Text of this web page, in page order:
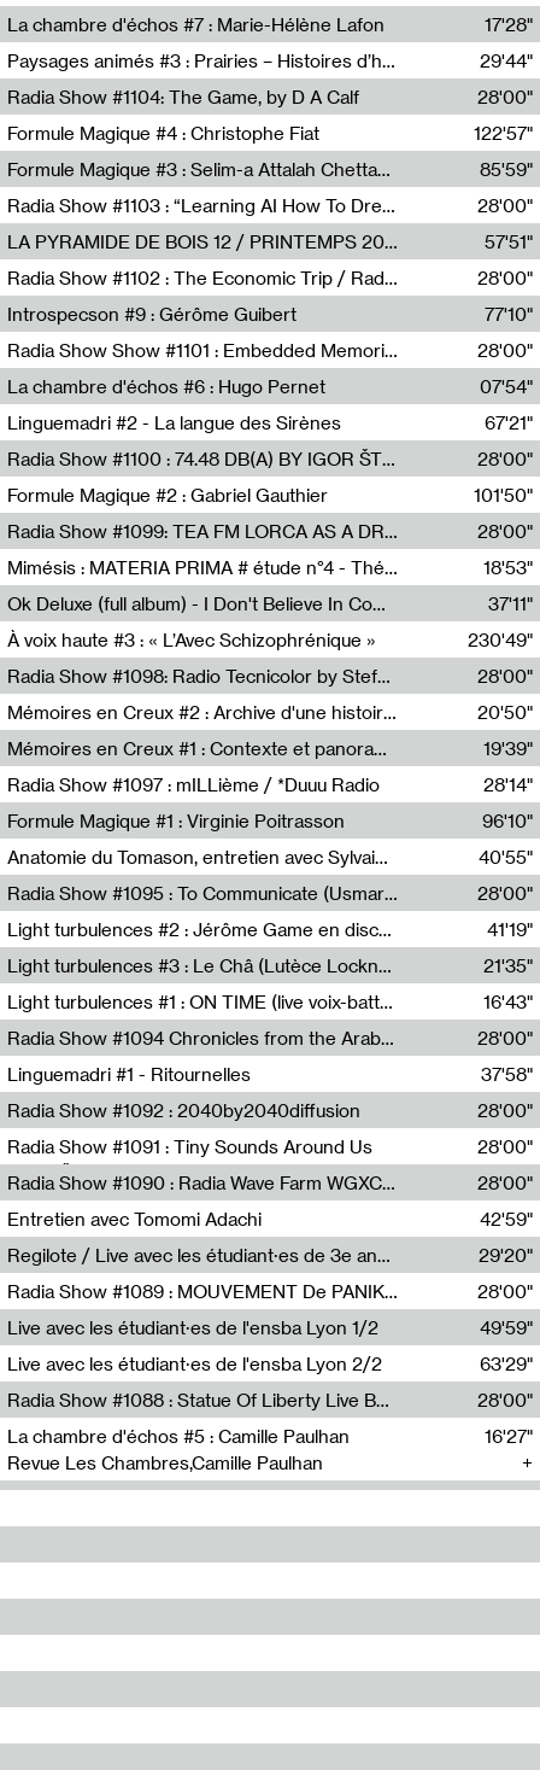
Soundart Radio
La chambre d'échos #7 : Marie-Hélène Lafon
Revue Les Chambres,Marie-Hélène Lafon
17'28"
Paysages animés #3 : Prairies – Histoires d’herbes et d’humains
Anne Simon
29'44"
Radia Show #1104: The Game, by D A Calf
Radio One NZ
28'00"
Formule Magique #4 : Christophe Fiat
Nathalie Lacroix
122'57"
Formule Magique #3 : Selim-a Attalah Chettaoui
Nathalie Lacroix,Selim-a Attalah Chettaoui
85'59"
Radia Show #1103 : “Learning AI How To Dream” by Sebastian Dingens (Radio Campus Bruxelles)
Radio Campus Bruxelles
28'00"
LA PYRAMIDE DE BOIS 12 / PRINTEMPS 2026
Sammy Stein
57'51"
Radia Show #1102 : The Economic Trip / Radio Grenouille
Radio Grenouille
28'00"
Introspecson #9 : Gérôme Guibert
Pierre Henry,Gérôme Guibert
77'10"
Radia Show Show #1101 : Embedded Memories by Jimmy Peggie / radioart106
Jimmy Peggie,radioart106
28'00"
La chambre d'échos #6 : Hugo Pernet
Revue Les Chambres,Hugo Pernet
07'54"
Linguemadri #2 - La langue des Sirènes
Meris Angioletti
67'21"
Radia Show #1100 : 74.48 DB(A) BY IGOR ŠTROMAJER FOR RADIO X
radio x
28'00"
Formule Magique #2 : Gabriel Gauthier
Nathalie Lacroix,Gabriel Gauthier
101'50"
Radia Show #1099: TEA FM LORCA AS A DREAM
TEAFM
28'00"
Mimésis : MATERIA PRIMA # étude n°4 - Théâtre de l’Aquarium
Francesco Russo,Scuola della Crisi
18'53"
Ok Deluxe (full album) - I Don't Believe In Computing
37'11"
À voix haute #3 : « L’Avec Schizophrénique »
230'49"
Radia Show #1098: Radio Tecnicolor by Stefan Nussbaumer & Georg Zichy (Radio Orange 94.0)
Radio Orange 94.0
28'00"
Mémoires en Creux #2 : Archive d'une histoire artistique
Sophie Auger-Grappin
20'50"
Mémoires en Creux #1 : Contexte et panorama
Sophie Auger-Grappin
19'39"
Radia Show #1097 : mILLième / *Duuu Radio
28'14"
Formule Magique #1 : Virginie Poitrasson
Nathalie Lacroix,Virginie Poitrasson
96'10"
Anatomie du Tomason, entretien avec Sylvain Cardonnel
Loraine Baud,Sylvain Cardonnel
40'55"
Radia Show #1095 : To Communicate (Usmaradio)
Usmaradio
28'00"
Light turbulences #2 : Jérôme Game en discussion avec Thomas Corlin
41'19"
Light turbulences #3 : Le Châ (Lutèce Lockness)
Lutèce Lockness
21'35"
Light turbulences #1 : ON TIME (live voix-batterie) avec Jérôme Game & Jean-Michel Espitallier
Jérôme Game,Jean-Michel Espitallier
16'43"
Radia Show #1094 Chronicles from the Arab Cold War by Ghazi Barakat
Reboot.fm
28'00"
Linguemadri #1 - Ritournelles
Meris Angioletti
37'58"
Radia Show #1092 : 2040by2040diffusion
Diffusion FM
28'00"
Radia Show #1091 : Tiny Sounds Around Us
Radio Študent
28'00"
Radia Show #1090 : Radia Wave Farm WGXC Corey De Juan Sherrard Jr Startalk
Wave Farm
28'00"
Entretien avec Tomomi Adachi
Tomomi Adachi,Loraine Baud
42'59"
Regilote / Live avec les étudiant·es de 3e année de l'EMA
Nima Henryon,Athéna Noël,Amir Genillon,Ibourayane Ahmadi,Manelle Cherrih,Honorine Gibello,John Weeber,Manon Joseph
29'20"
Radia Show #1089 : MOUVEMENT De PANIK (Radio Panik)
Radio Panik
28'00"
Live avec les étudiant·es de l'ensba Lyon 1/2
49'59"
Live avec les étudiant·es de l'ensba Lyon 2/2
63'29"
Radia Show #1088 : Statue Of Liberty Live By Ed Baxter (Resonance)
Resonance
28'00"
La chambre d'échos #5 : Camille Paulhan
Revue Les Chambres,Camille Paulhan
16'27"